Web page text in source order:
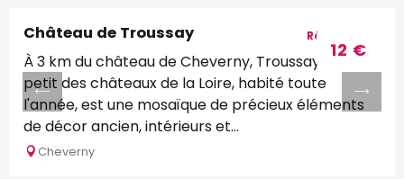
12 €
Château de Troussay
À 3 km du château de Cheverny, Troussay, le plus
petit des châteaux de la Loire, habité toute
l'année, est une mosaïque de précieux éléments
de décor ancien, intérieurs et...
Cheverny
Réservable